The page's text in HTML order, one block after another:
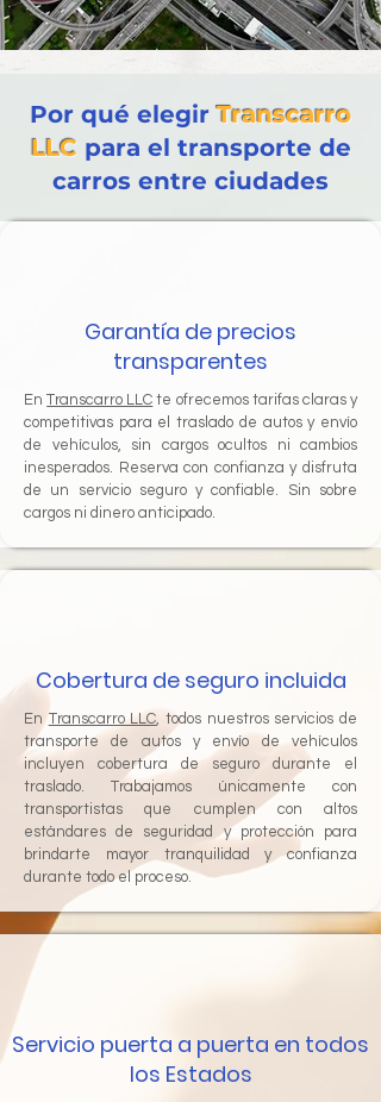
Por qué elegirTranscarro
LLC para el transporte de
carros entre ciudades
Garantía de precios
transparentes
EnTranscarro LLC te ofrecemos tarifas claras y
competitivas para el traslado de autos y envío
de vehículos, sin cargos ocultos ni cambios
inesperados. Reserva con confianza y disfruta
de un servicio seguro y confiable. Sin sobre
cargos ni dinero anticipado.
Cobertura de seguro incluida
EnTranscarro LLC , todos nuestros servicios de
transporte de autos y envío de vehículos
incluyen cobertura de seguro durante el
traslado. Trabajamos únicamente con
transportistas que cumplen con altos
estándares de seguridad y protección para
brindarte mayor tranquilidad y confianza
durante todo el proceso.
Servicio puerta a puerta en todos
los Estados